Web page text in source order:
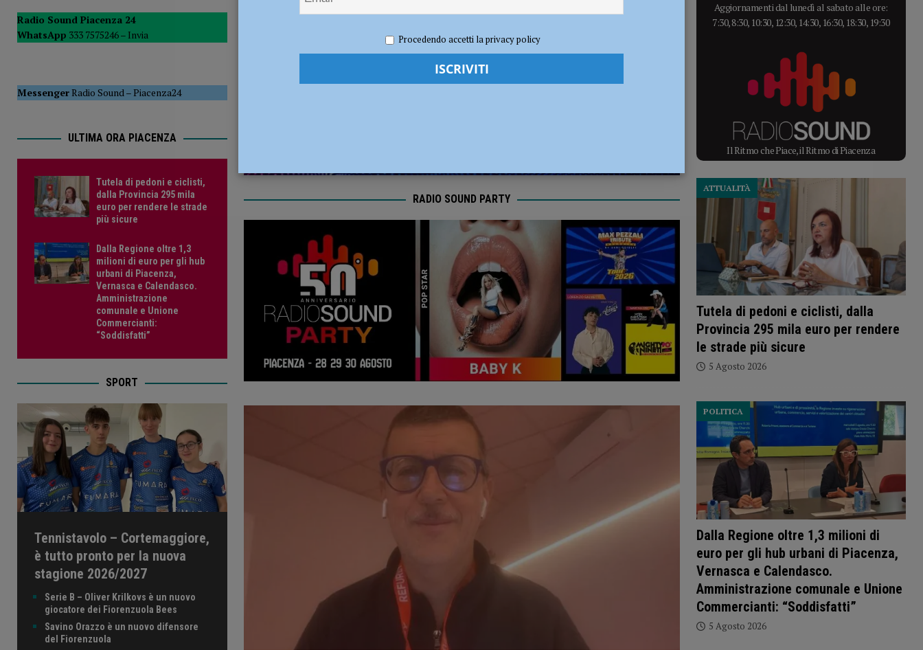
POLITICA
[ 5 Agosto 2026 ] Caldo estremo e asili nido, Tagliaferri (FdI): “Verificare subito la situazione nella provincia di Piacenza”
Redazione Calcio ,Notizie, Piacenza calcio
RADIO SOUND PARTY
Radio Sound Piacenza 24
WhatsApp 333 7575246 – Invia
MessengerRadio Sound–Piacenza24
ULTIMA ORA PIACENZA
Tutela di pedoni e ciclisti,
dalla Provincia 295 mila
euro per rendere le strade
più sicure
Dalla Regione oltre 1,3
milioni di euro per gli hub
urbani di Piacenza,
Vernasca e Calendasco.
Amministrazione
comunale e Unione
Commercianti:
“Soddisfatti”
SPORT
Tennistavolo – Cortemaggiore,
è tutto pronto per la nuova
stagione 2026/2027
Serie B – Oliver Krilkovs è un nuovo
giocatore dei Fiorenzuola Bees
Savino Orazzo è un nuovo difensore
del Fiorenzuola
Aggiornamenti dal lunedì al sabato alle ore:
7:30, 8:30, 10:30, 12:30, 14:30, 16:30, 18:30, 19:30
Il Ritmo che Piace, il Ritmo di Piacenza
Tutela di pedoni e ciclisti, dalla
Provincia 295 mila euro per rendere
le strade più sicure
ATTUALITÀ
5 Agosto 2026
Dalla Regione oltre 1,3 milioni di
euro per gli hub urbani di Piacenza,
Vernasca e Calendasco.
Amministrazione comunale e Unione
Commercianti: “Soddisfatti”
POLITICA
5 Agosto 2026
Procedendo accetti la privacy policy